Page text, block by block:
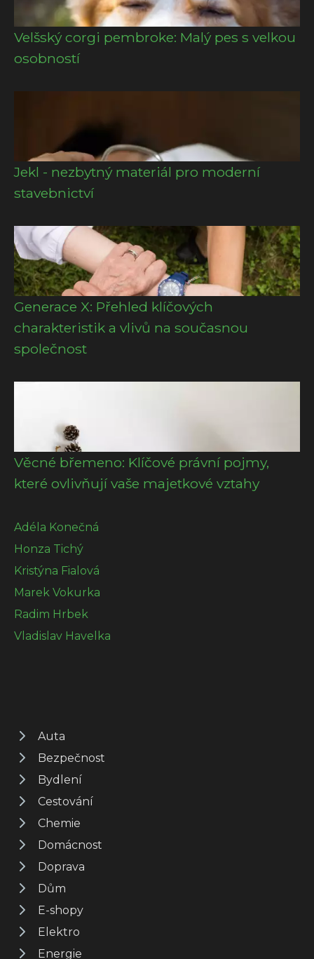
Velšský corgi pembroke: Malý pes s velkou
osobností
Jekl - nezbytný materiál pro moderní
stavebnictví
Generace X: Přehled klíčových
charakteristik a vlivů na současnou
společnost
Věcné břemeno: Klíčové právní pojmy,
které ovlivňují vaše majetkové vztahy
Adéla Konečná
Honza Tichý
Kristýna Fialová
Marek Vokurka
Radim Hrbek
Vladislav Havelka
Auta
Bezpečnost
Bydlení
Cestování
Chemie
Domácnost
Doprava
Dům
E-shopy
Elektro
Energie